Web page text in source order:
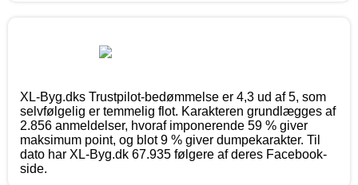
XL-Byg.dks Trustpilot-bedømmelse er 4,3 ud af 5, som
selvfølgelig er temmelig flot. Karakteren grundlægges af
2.856 anmeldelser, hvoraf imponerende 59 % giver
maksimum point, og blot 9 % giver dumpekarakter. Til
dato har XL-Byg.dk 67.935 følgere af deres Facebook-
side.